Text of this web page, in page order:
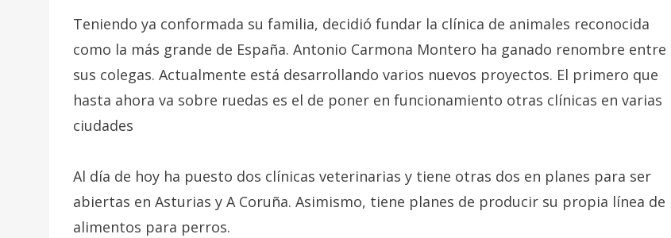
Teniendo ya conformada su familia, decidió fundar la clínica de animales reconocida
como la más grande de España. Antonio Carmona Montero ha ganado renombre entre
sus colegas. Actualmente está desarrollando varios nuevos proyectos. El primero que
hasta ahora va sobre ruedas es el de poner en funcionamiento otras clínicas en varias
ciudades
Al día de hoy ha puesto dos clínicas veterinarias y tiene otras dos en planes para ser
abiertas en Asturias y A Coruña. Asimismo, tiene planes de producir su propia línea de
alimentos para perros.